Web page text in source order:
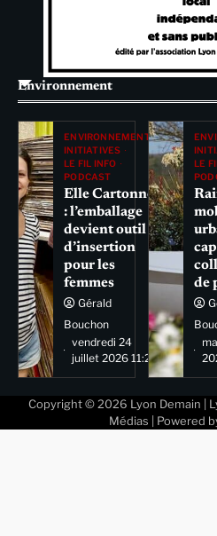
Environnement
ENVIRONNEMENT
INITIATIVES
LE FIL INFO
PODCAST
Elle Cartonne
: l’emballage
devient outil
d’insertion
pour les
femmes
Gérald
Bouchon
vendredi 24
juillet 2026 11:29
LE
de
Copyright © 2026 Lyon Demain |
Médias | Powered